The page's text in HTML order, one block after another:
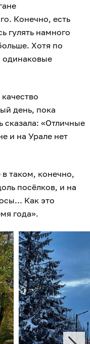
Конечно, есть
гулять намного
Хотя по
день, пока
сказала: «Отличные
и на Урале нет
таком, конечно,
посёлков, и на
Как это
года».